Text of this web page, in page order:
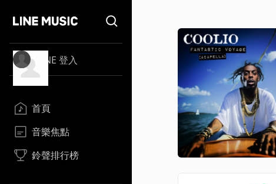
LINE 登入
首頁
音樂焦點
鈴聲排行榜